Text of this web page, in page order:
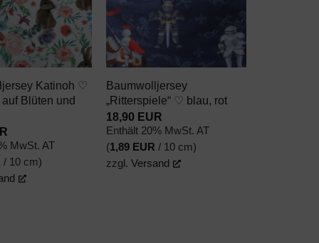
Katinoh ♡
Blüten und
MwSt. AT
/ 10 cm)
+
Baumwolljersey
„Ritterspiele“ ♡ blau, rot
18,90 EUR
Enthält 20% MwSt. AT
(1,89 EUR / 10 cm)
zzgl. Versand